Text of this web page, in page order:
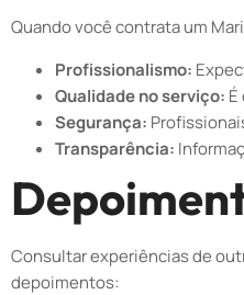
Quando você contrata um
Profissionalismo:
Qualidade no serviço:
Segurança:
Transparência:
Consultar experiências de
depoimentos: